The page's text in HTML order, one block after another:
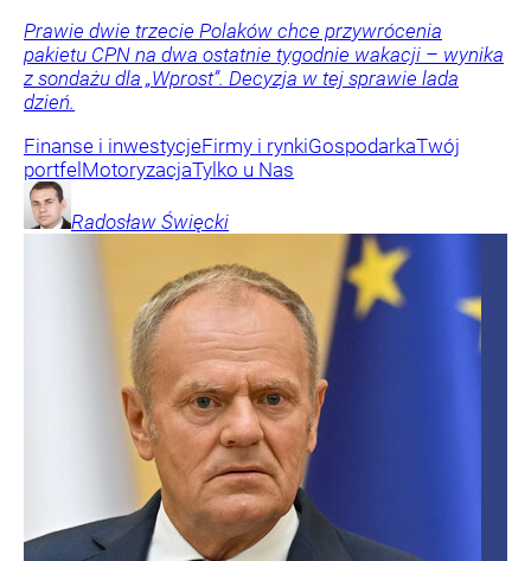
Prawie dwie trzecie Polaków chce przywrócenia
pakietu CPN na dwa ostatnie tygodnie wakacji – wynika
z sondażu dla „Wprost”. Decyzja w tej sprawie lada
dzień.
Finanse i inwestycjeFirmy i rynkiGospodarkaTwój
portfelMotoryzacjaTylko u Nas
Radosław Święcki